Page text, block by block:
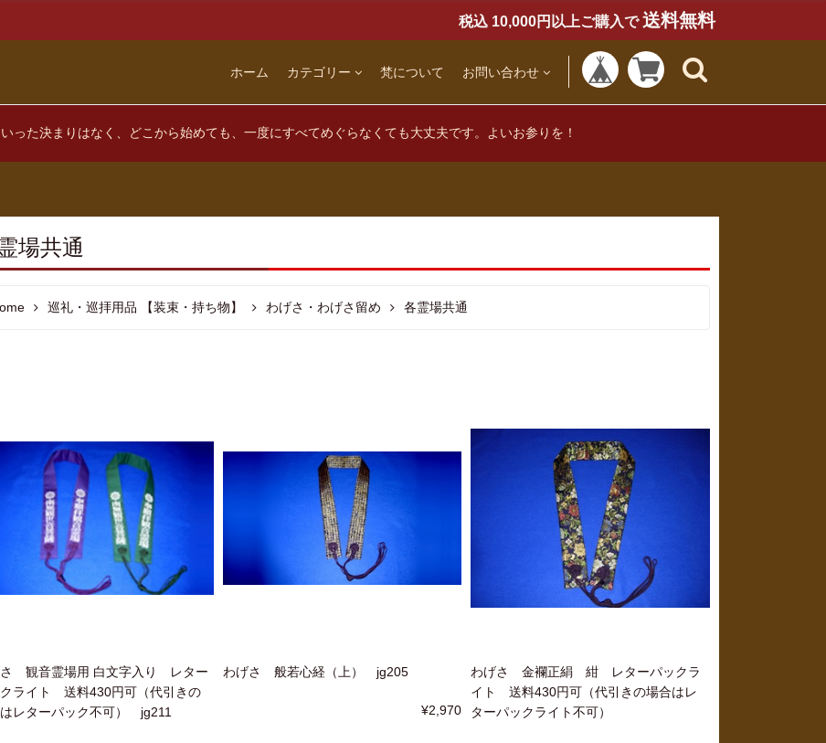
税込 10,000円以上ご購入で 送料無料
ホーム カテゴリー 梵について お問い合わせ
った決まりはなく、どこから始めても、一度にすべてめぐらなくても大丈夫です。よいお参りを！
場共通
巡礼・巡拝用品 【装束・持ち物】 わげさ・わげさ留め 各霊場共通
観音霊場用 白文字入り レター
ライト 送料430円可（代引きの
レターパック不可） jg211
わげさ 般若心経（上） jg205
¥2,970
わげさ 金襴正絹 紺 レターパックラ
イト 送料430円可（代引きの場合はレ
ターパックライト不可）